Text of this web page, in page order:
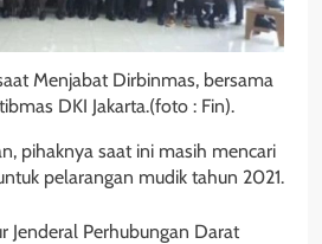
Menjabat Dirbinmas, bersama
DKI Jakarta.(foto : Fin).
pihaknya saat ini masih mencari
pelarangan mudik tahun 2021.
Jenderal Perhubungan Darat